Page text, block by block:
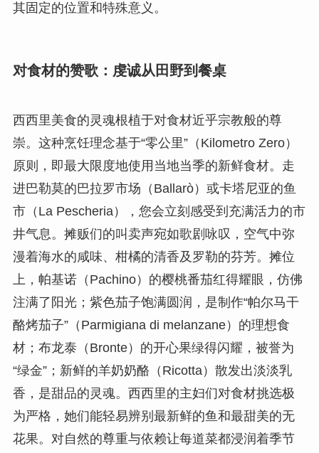
其固定的位置和特殊意义。
对食材的赞歌：虔诚从田野到餐桌
西西里美食的灵魂根植于对食材近乎宗教般的尊
崇。这种烹饪理念基于“零公里”（Kilometro Zero）
原则，即最大限度地使用当地当季的新鲜食材。走
进巴勒莫的巴拉罗市场（Ballarò）或卡塔尼亚的鱼
市（La Pescheria），您会立刻感受到充满活力的市
井气息。摊贩们的叫卖声宛如歌剧咏叹，空气中弥
漫着海水的咸味、柑橘的清香及罗勒的芬芳。摊位
上，帕基诺（Pachino）的樱桃番茄红得耀眼，仿佛
注满了阳光；紫色茄子饱满圆润，是制作“帕尔马干
酪烤茄子”（Parmigiana di melanzane）的理想食
材；布龙泰（Bronte）的开心果绿得闪耀，被誉为
“绿金”；新鲜的羊奶奶酪（Ricotta）散发出淡淡乳
香，是甜品的灵魂。西西里的主妇们对食材挑选极
为严格，她们能轻易辨别最新鲜的鱼和最甜美的无
花果。对自然的尊重与依赖让每道菜都浸润着季节